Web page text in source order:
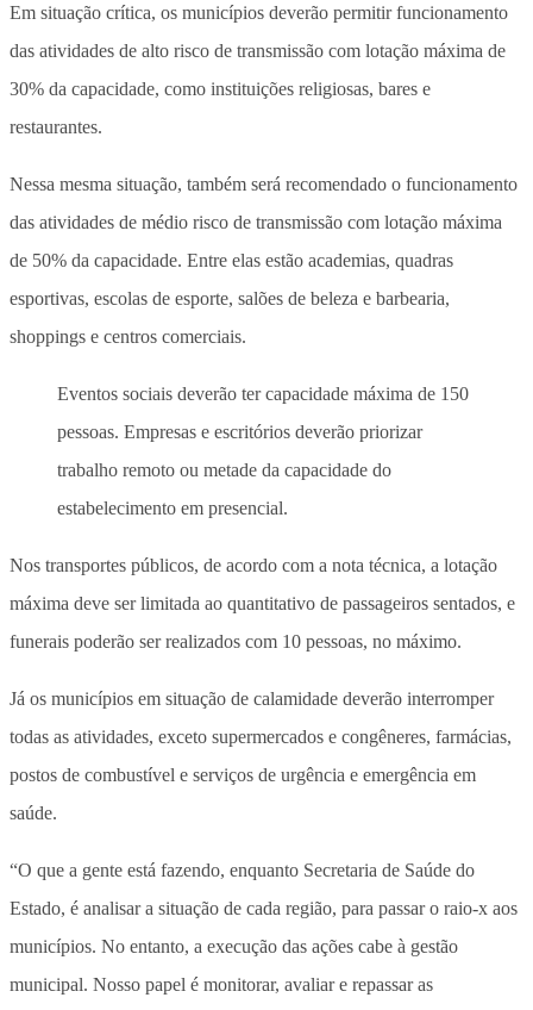
Em situação crítica, os municípios deverão permitir funcionamento
das atividades de alto risco de transmissão com lotação máxima de
30% da capacidade, como instituições religiosas, bares e
restaurantes.
Nessa mesma situação, também será recomendado o funcionamento
das atividades de médio risco de transmissão com lotação máxima
de 50% da capacidade. Entre elas estão academias, quadras
esportivas, escolas de esporte, salões de beleza e barbearia,
shoppings e centros comerciais.
Eventos sociais deverão ter capacidade máxima de 150
pessoas. Empresas e escritórios deverão priorizar
trabalho remoto ou metade da capacidade do
estabelecimento em presencial.
Nos transportes públicos, de acordo com a nota técnica, a lotação
máxima deve ser limitada ao quantitativo de passageiros sentados, e
funerais poderão ser realizados com 10 pessoas, no máximo.
Já os municípios em situação de calamidade deverão interromper
todas as atividades, exceto supermercados e congêneres, farmácias,
postos de combustível e serviços de urgência e emergência em
saúde.
“O que a gente está fazendo, enquanto Secretaria de Saúde do
Estado, é analisar a situação de cada região, para passar o raio-x aos
municípios. No entanto, a execução das ações cabe à gestão
municipal. Nosso papel é monitorar, avaliar e repassar as